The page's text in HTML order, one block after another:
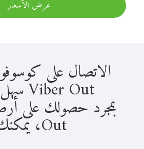
عرض الأسعار
الاتصال على
Viber Out سهل للغاية.
Out، يمكنك: